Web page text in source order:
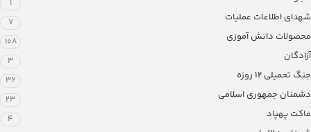
1
شهدای اطلاعات عملیات 7
محصولات دانش آموزی 108
آزادگان 3
جنگ تحمیلی 12 روزه 32
دشمنان جمهوری اسلامی 23
ماکت پهپاد 4